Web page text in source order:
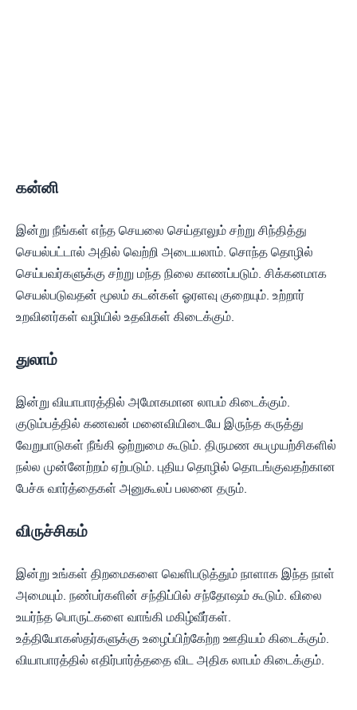
கன்னி
இன்று நீங்கள் எந்த செயலை செய்தாலும் சற்று சிந்தித்து
செயல்பட்டால் அதில் வெற்றி அடையலாம். சொந்த தொழில்
செய்பவர்களுக்கு சற்று மந்த நிலை காணப்படும். சிக்கனமாக
செயல்படுவதன் மூலம் கடன்கள் ஓரளவு குறையும். உற்றார்
உறவினர்கள் வழியில் உதவிகள் கிடைக்கும்.
துலாம்
இன்று வியாபாரத்தில் அமோகமான லாபம் கிடைக்கும்.
குடும்பத்தில் கணவன் மனைவியிடையே இருந்த கருத்து
வேறுபாடுகள் நீங்கி ஒற்றுமை கூடும். திருமண சுபமுயற்சிகளில்
நல்ல முன்னேற்றம் ஏற்படும். புதிய தொழில் தொடங்குவதற்கான
பேச்சு வார்த்தைகள் அனுகூலப் பலனை தரும்.
விருச்சிகம்
இன்று உங்கள் திறமைகளை வெளிபடுத்தும் நாளாக இந்த நாள்
அமையும். நண்பர்களின் சந்திப்பில் சந்தோஷம் கூடும். விலை
உயர்ந்த பொருட்களை வாங்கி மகிழ்வீர்கள்.
உத்தியோகஸ்தர்களுக்கு உழைப்பிற்கேற்ற ஊதியம் கிடைக்கும்.
வியாபாரத்தில் எதிர்பார்த்ததை விட அதிக லாபம் கிடைக்கும்.